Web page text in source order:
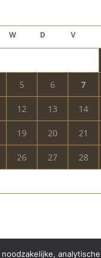
W D V
5 6 7
12 13 14
19 20 21
26 27 28